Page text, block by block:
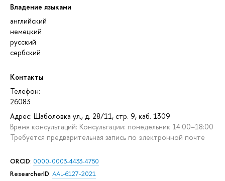
Владение языками
английский
немецкий
русский
сербский
Контакты
Телефон:
26083
Адрес: Шаболовка ул., д. 28/11, стр. 9, каб. 1309
Время консультаций: Консультации: понедельник 14:00–18:00
Требуется предварительная запись по электронной почте
ORCID: 0000-0003-4433-4750
ResearcherID: AAL-6127-2021